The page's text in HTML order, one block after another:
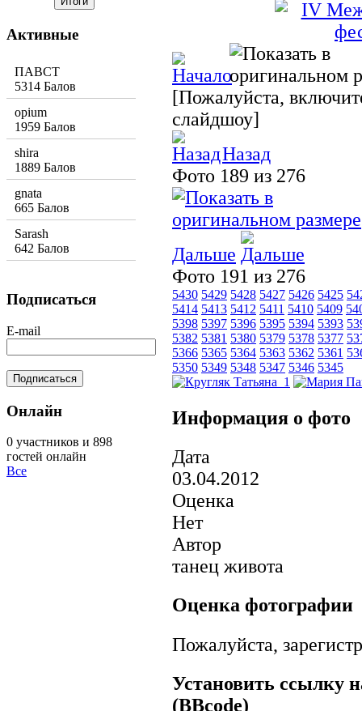
[Пожалуйста,
слайдшоу]
Назад
Фото 189 из 276
Дальше
Фото 191 из 276
5430 5429 5428 5427 5426 5425
5414 5413 5412 5411 5410 5409
5398 5397 5396 5395 5394 5393
5382 5381 5380 5379 5378 5377
5366 5365 5364 5363 5362 5361
5350 5349 5348 5347 5346 5345
Информация о фото
Дата
03.04.2012
Оценка
Нет
Автор
танец живота
Оценка фотографии
Пожалуйста,
Установить ссылку
(BBcode)
Активные
ПАВСТ
5314 Балов
opium
1959 Балов
shira
1889 Балов
gnata
665 Балов
Sarash
642 Балов
Подписаться
E-mail
Онлайн
0 участников и 898
гостей онлайн
Все